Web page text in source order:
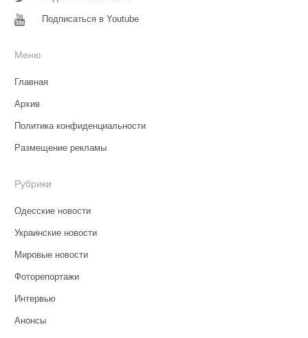
Подписаться в Youtube
Меню
Главная
Архив
Политика конфиденциальности
Размещение рекламы
Рубрики
Одесские новости
Украинские новости
Мировые новости
Фоторепортажи
Интервью
Анонсы